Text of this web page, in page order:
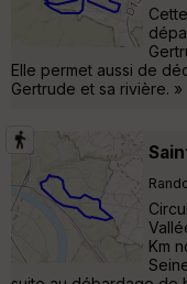
Elle permet aussi de
Gertrude et sa rivière. »
Km